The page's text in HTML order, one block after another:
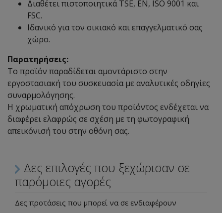
Διαθέτει πιστοποιητικά TSE, EN, ISO 9001 και
FSC.
Ιδανικό για τον οικιακό και επαγγελματικό σας
χώρο.
Παρατηρήσεις:
Το προϊόν παραδίδεται αμοντάριστο στην
εργοστασιακή του συσκευασία με αναλυτικές οδηγίες
συναρμολόγησης.
Η χρωματική απόχρωση του προϊόντος ενδέχεται να
διαφέρει ελαφρώς σε σχέση με τη φωτογραφική
απεικόνισή του στην οθόνη σας.
Δες επιλογές που ξεχώρισαν σε
παρόμοιες αγορές
Δες προτάσεις που μπορεί να σε ενδιαφέρουν